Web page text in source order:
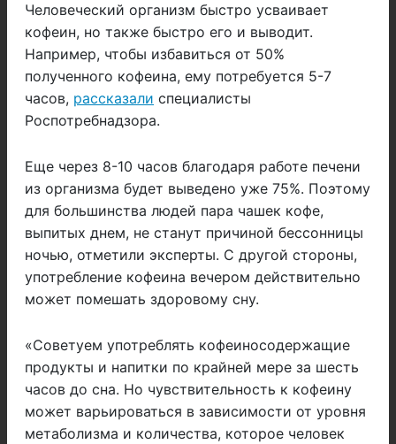
Человеческий организм быстро усваивает
кофеин, но также быстро его и выводит.
Например, чтобы избавиться от 50%
полученного кофеина, ему потребуется 5-7
часов, рассказали специалисты
Роспотребнадзора.
Еще через 8-10 часов благодаря работе печени
из организма будет выведено уже 75%. Поэтому
для большинства людей пара чашек кофе,
выпитых днем, не станут причиной бессонницы
ночью, отметили эксперты. С другой стороны,
употребление кофеина вечером действительно
может помешать здоровому сну.
«Советуем употреблять кофеиносодержащие
продукты и напитки по крайней мере за шесть
часов до сна. Но чувствительность к кофеину
может варьироваться в зависимости от уровня
метаболизма и количества, которое человек